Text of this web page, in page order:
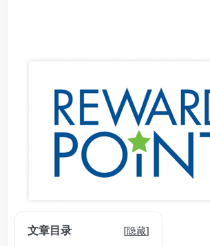
文章目录 [隐藏]